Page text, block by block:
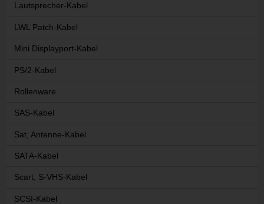
Lautsprecher-Kabel
LWL Patch-Kabel
Mini Displayport-Kabel
PS/2-Kabel
Rollenware
SAS-Kabel
Sat, Antenne-Kabel
SATA-Kabel
Scart, S-VHS-Kabel
SCSI-Kabel